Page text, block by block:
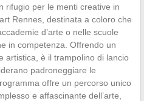
rifugio per le menti creative in
Rennes, destinata a coloro che
d’arte o nelle scuole
in competenza. Offrendo un
artistica, è il trampolino di lancio
padroneggiare le
offre un percorso unico
e affascinante dell’arte,